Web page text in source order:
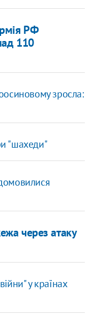
РФ
110
зросла:
"шахеди"
через атаку
у країнах